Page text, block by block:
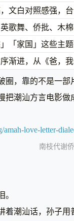
文白对照感强，
歌舞、侨批、木
」「家国」这些主
渐进，从《爸，
，靠的不是一部
潮汕方言电影做
南枝代谢
潮汕话，孙子用